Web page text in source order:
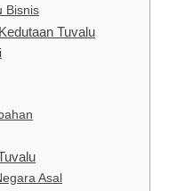
Bisnis
Tuvalu
Asal